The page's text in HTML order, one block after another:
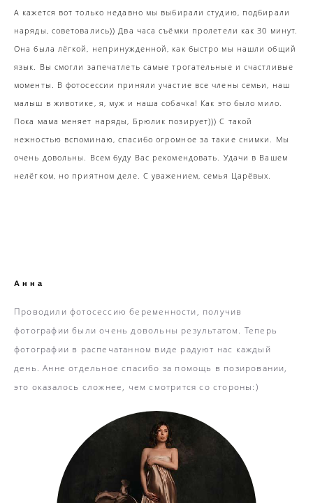
А кажется вот только недавно мы выбирали студию, подбирали
наряды, советовались)) Два часа съёмки пролетели как 30 минут.
Она была лёгкой, непринужденной, как быстро мы нашли общий
язык. Вы смогли запечатлеть самые трогательные и счастливые
моменты. В фотосессии приняли участие все члены семьи, наш
малыш в животике, я, муж и наша собачка! Как это было мило.
Пока мама меняет наряды, Брюлик позирует))) С такой
нежностью вспоминаю, спасибо огромное за такие снимки. Мы
очень довольны. Всем буду Вас рекомендовать. Удачи в Вашем
нелёгком, но приятном деле. С уважением, семья Царёвых.
Анна
Проводили фотосессию беременности, получив
фотографии были очень довольны результатом. Теперь
фотографии в распечатанном виде радуют нас каждый
день. Анне отдельное спасибо за помощь в позировании,
это оказалось сложнее, чем смотрится со стороны:)